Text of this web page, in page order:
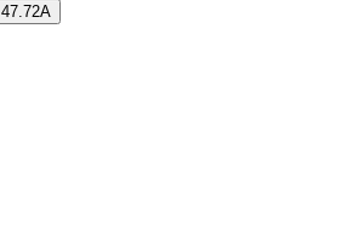
47.72A